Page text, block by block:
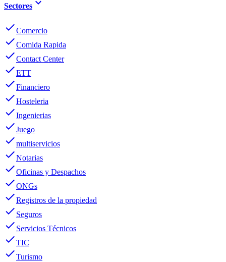
Sectores keyboard_arrow_down
doneComercio
doneComida Rapida
doneContact Center
doneETT
doneFinanciero
doneHosteleria
doneIngenierias
doneJuego
donemultiservicios
doneNotarias
doneOficinas y Despachos
doneONGs
doneRegistros de la propiedad
done Seguros
done Servicios Técnicos
doneTIC
doneTurismo